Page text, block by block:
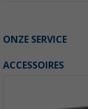
ONZE SERVICE
ACCESSOIRES